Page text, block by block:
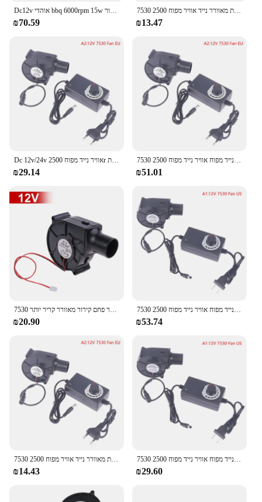
Dc12v אוהדי bbq 6000rpm 15w מניף מתכת עם בקר מהירות משתנה ושקע עבור פרויקטים פליטה אוורור קירור
₪70.59
7530 להתכת מתכת מאוורר נייד אוויר מפוח 2500R צנטריפוגלי רדיאלי אוויר קריר מתכת מאוורר מנגל מפוח פחם קירור למעבד מאוורר
₪13.47
₪29.14 ₪51.01
₪20.90 ₪53.74
₪14.43 ₪29.60